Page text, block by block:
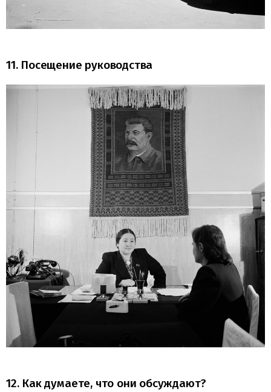
11. Посещение руководства
12. Как думаете, что они обсуждают?